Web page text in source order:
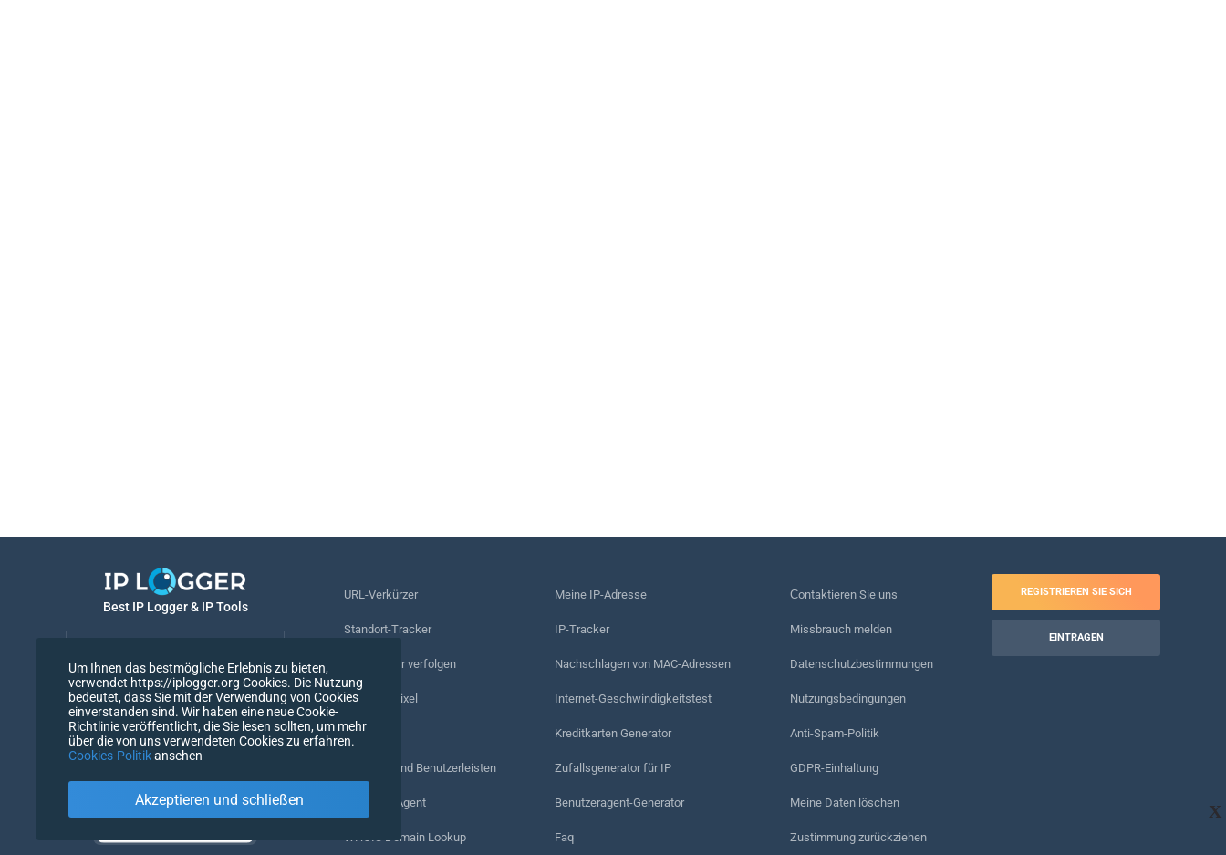
X
Best IP Logger & IP Tools
Deutsch
URL-Verkürzer
Standort-Tracker
Rufnummer verfolgen
Tracking-Pixel
URL-Prüfer
IP-Zähler und Benutzerleisten
Mein UserAgent
WHOIS Domain Lookup
Meine IP-Adresse
IP-Tracker
Nachschlagen von MAC-Adressen
Internet-Geschwindigkeitstest
Kreditkarten Generator
Zufallsgenerator für IP
Benutzeragent-Generator
Faq
Сontaktieren Sie uns
Missbrauch melden
Datenschutzbestimmungen
Nutzungsbedingungen
Anti-Spam-Politik
GDPR-Einhaltung
Meine Daten löschen
Zustimmung zurückziehen
REGISTRIEREN SIE SICH
EINTRAGEN
Um Ihnen das bestmögliche Erlebnis zu bieten,
verwendet https://iplogger.org Cookies. Die Nutzung
bedeutet, dass Sie mit der Verwendung von Cookies
einverstanden sind. Wir haben eine neue Cookie-
Richtlinie veröffentlicht, die Sie lesen sollten, um mehr
über die von uns verwendeten Cookies zu erfahren.
Cookies-Politikansehen
Akzeptieren und schließen